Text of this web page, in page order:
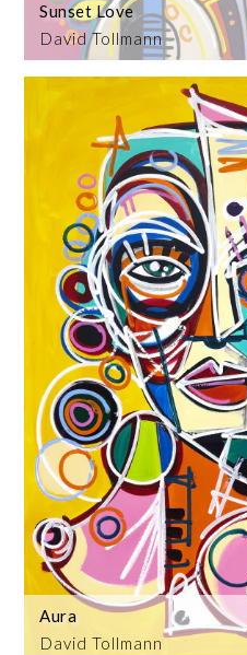
David Tollmann
Sunset Love
David Tollmann
Aura